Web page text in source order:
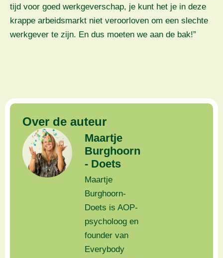
tijd voor goed werkgeverschap, je kunt het je in deze
krappe arbeidsmarkt niet veroorloven om een slechte
werkgever te zijn. En dus moeten we aan de bak!”
Over de auteur
Maartje
Burghoorn
- Doets
Maartje
Burghoorn-
Doets is AOP-
psycholoog en
founder van
Everybody